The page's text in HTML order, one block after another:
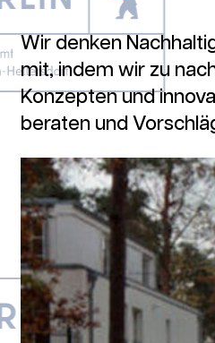
Wir denken
mit, indem wir zu
Konzepten und
beraten und